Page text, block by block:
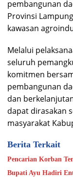
pembangunan
Provinsi
kawasan
Melalui
seluruh
komitmen
pembangunan
dan
dapat dirasakan
masyarakat
Berita Terkait
Bupati Ayu Hadiri